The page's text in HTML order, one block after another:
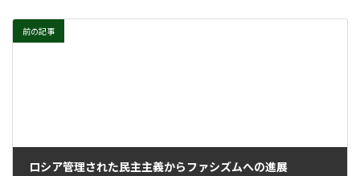
前の記事
ロシア管理された民主主義からファシズムへの進展